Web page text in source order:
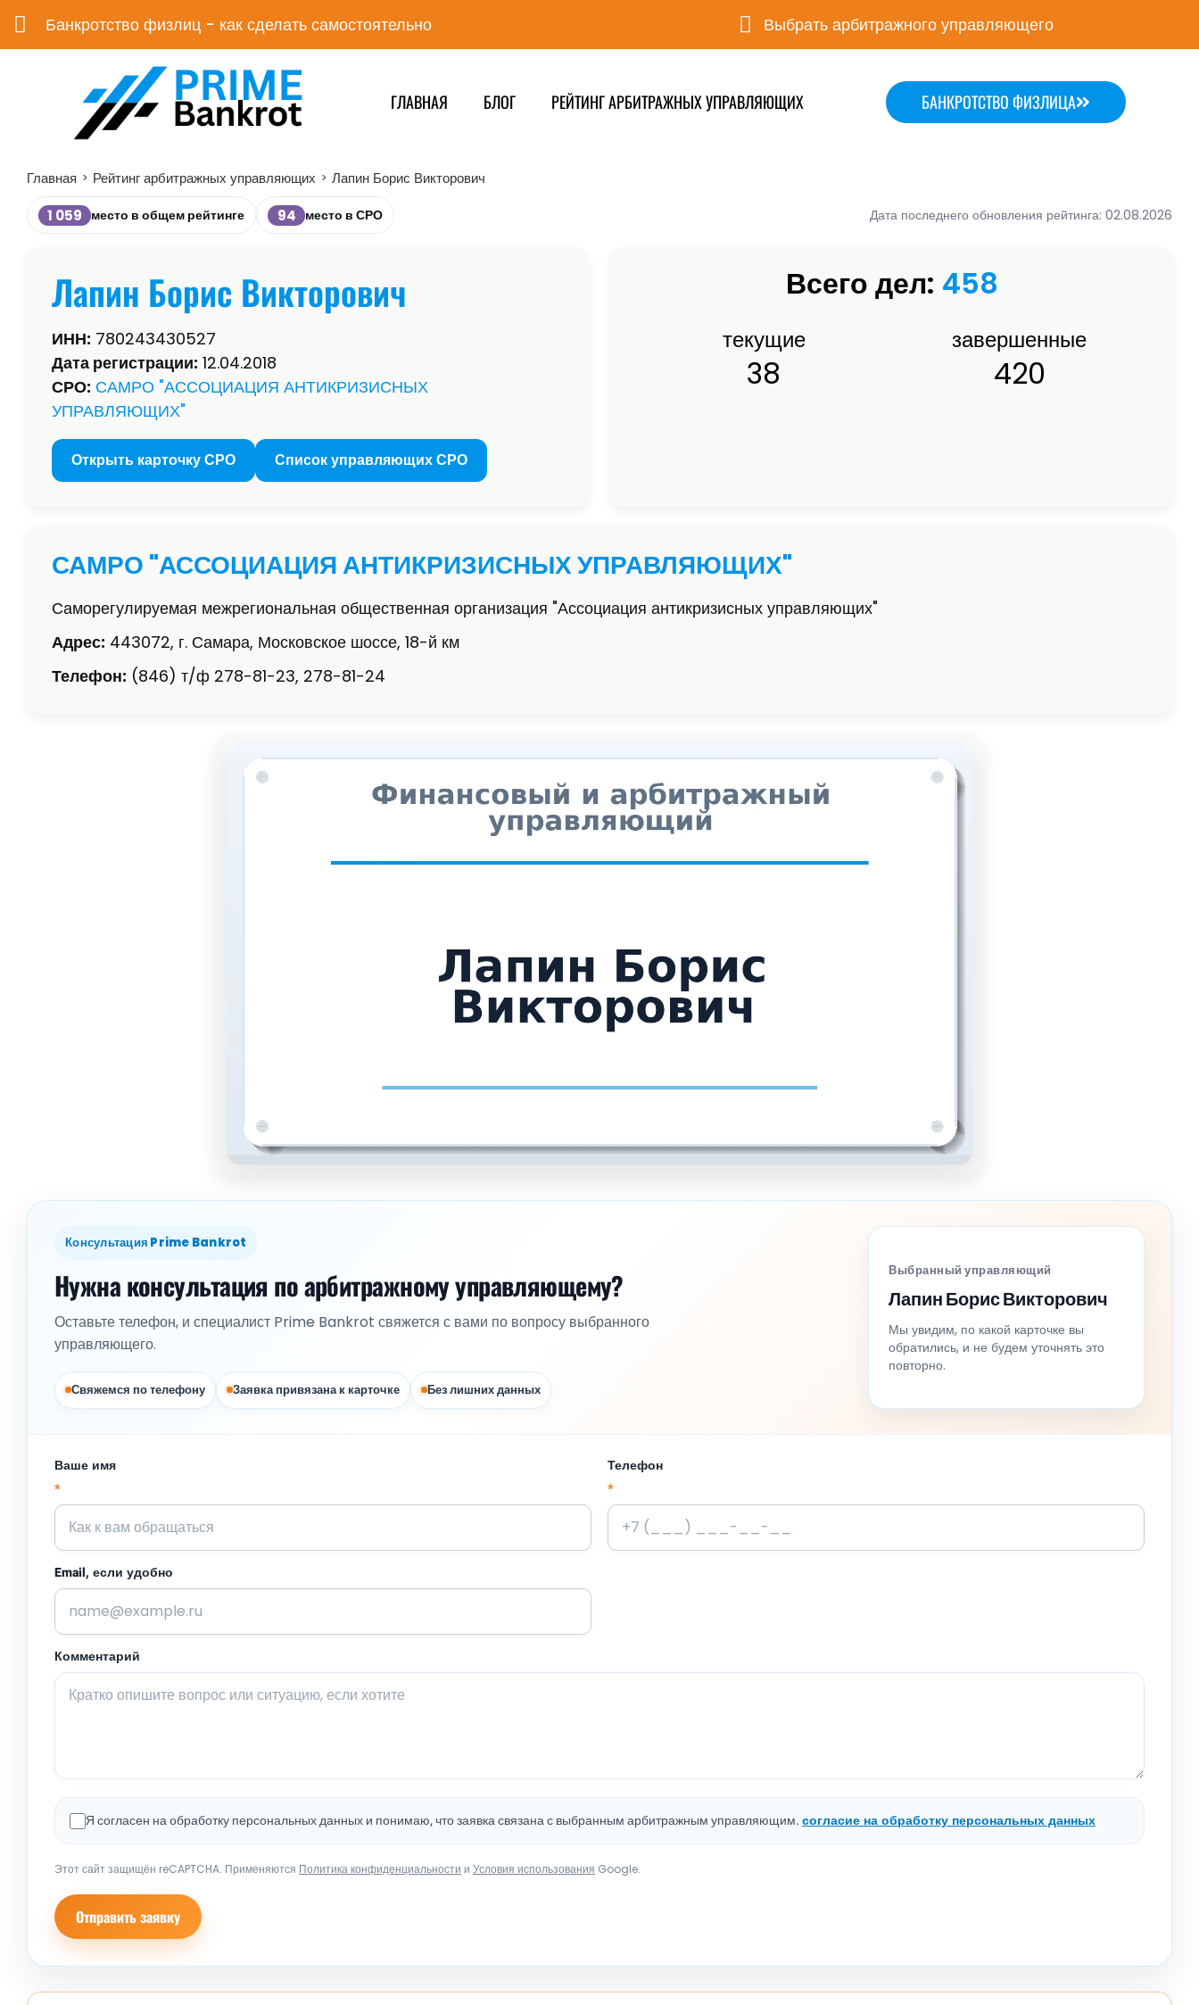
Банкротство физлиц - как сделать самостоятельно Выбрать арбитражного управляющего
ГЛАВНАЯ БЛОГ РЕЙТИНГ АРБИТРАЖНЫХ УПРАВЛЯЮЩИХ БАНКРОТСТВО ФИЗЛИЦА
Главная > Рейтинг арбитражных управляющих > Лапин Борис Викторович
1 059 место в общем рейтинге 94 место в СРО Дата последнего обновления рейтинга: 02.08.2026
Лапин Борис Викторович
ИНН: 780243430527
Дата регистрации: 12.04.2018
СРО: САМРО "АССОЦИАЦИЯ АНТИКРИЗИСНЫХ
УПРАВЛЯЮЩИХ"
Открыть карточку СРО Список управляющих СРО
Всего дел: 458
текущие
38
завершенные
420
САМРО "АССОЦИАЦИЯ АНТИКРИЗИСНЫХ УПРАВЛЯЮЩИХ"
Саморегулируемая межрегиональная общественная организация "Ассоциация антикризисных управляющих"
Адрес: 443072, г. Самара, Московское шоссе, 18-й км
Телефон: (846) т/ф 278-81-23, 278-81-24
Консультация Prime Bankrot
Нужна консультация по арбитражному управляющему?
Оставьте телефон, и специалист Prime Bankrot свяжется с вами по вопросу выбранного
управляющего.
Свяжемся по телефону Заявка привязана к карточке Без лишних данных
Выбранный управляющий
Лапин Борис Викторович
Мы увидим, по какой карточке вы
обратились, и не будем уточнять это
повторно.
Ваше имя
*
Телефон
*
Email, если удобно
Комментарий
Я согласен на обработку персональных данных и понимаю, что заявка связана с выбранным арбитражным управляющим.согласие на обработку персональных данных
Этот сайт защищён reCAPTCHA. Применяются Политика конфиденциальности и Условия использования Google.
Отправить заявку